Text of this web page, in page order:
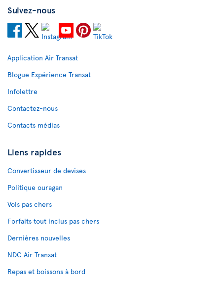
Suivez-nous
Application Air Transat
Blogue Expérience Transat
Infolettre
Contactez-nous
Contacts médias
Liens rapides
Convertisseur de devises
Politique ouragan
Vols pas chers
Forfaits tout inclus pas chers
Dernières nouvelles
NDC Air Transat
Repas et boissons à bord